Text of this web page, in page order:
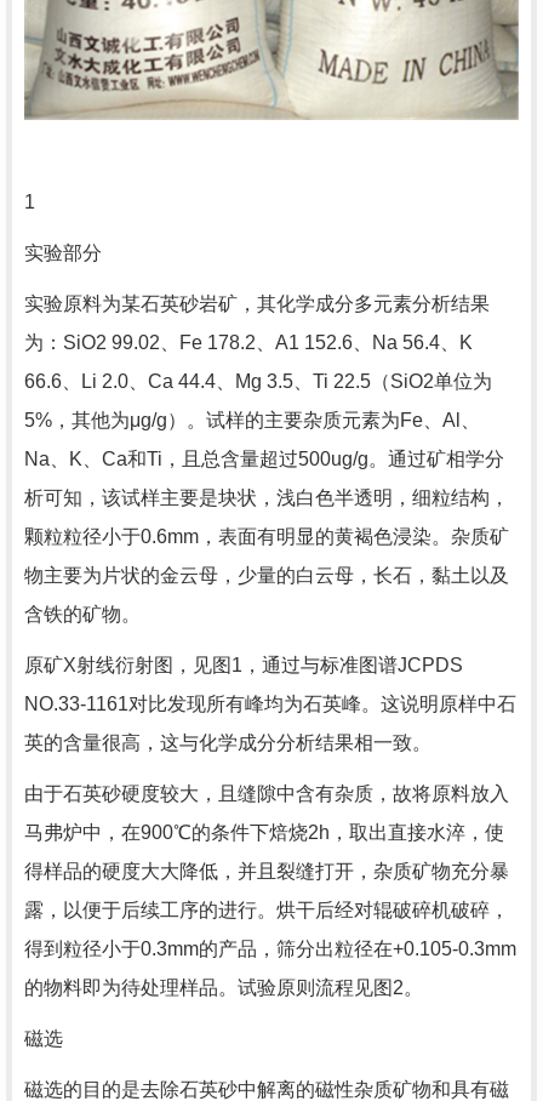
1
实验部分
实验原料为某石英砂岩矿，其化学成分多元素分析结果
为：SiO2 99.02、Fe 178.2、A1 152.6、Na 56.4、K
66.6、Li 2.0、Ca 44.4、Mg 3.5、Ti 22.5（SiO2单位为
5%，其他为μg/g）。试样的主要杂质元素为Fe、Al、
Na、K、Ca和Ti，且总含量超过500ug/g。通过矿相学分
析可知，该试样主要是块状，浅白色半透明，细粒结构，
颗粒粒径小于0.6mm，表面有明显的黄褐色浸染。杂质矿
物主要为片状的金云母，少量的白云母，长石，黏土以及
含铁的矿物。
原矿X射线衍射图，见图1，通过与标准图谱JCPDS
NO.33-1161对比发现所有峰均为石英峰。这说明原样中石
英的含量很高，这与化学成分分析结果相一致。
由于石英砂硬度较大，且缝隙中含有杂质，故将原料放入
马弗炉中，在900℃的条件下焙烧2h，取出直接水淬，使
得样品的硬度大大降低，并且裂缝打开，杂质矿物充分暴
露，以便于后续工序的进行。烘干后经对辊破碎机破碎，
得到粒径小于0.3mm的产品，筛分出粒径在+0.105-0.3mm
的物料即为待处理样品。试验原则流程见图2。
磁选
磁选的目的是去除石英砂中解离的磁性杂质矿物和具有磁